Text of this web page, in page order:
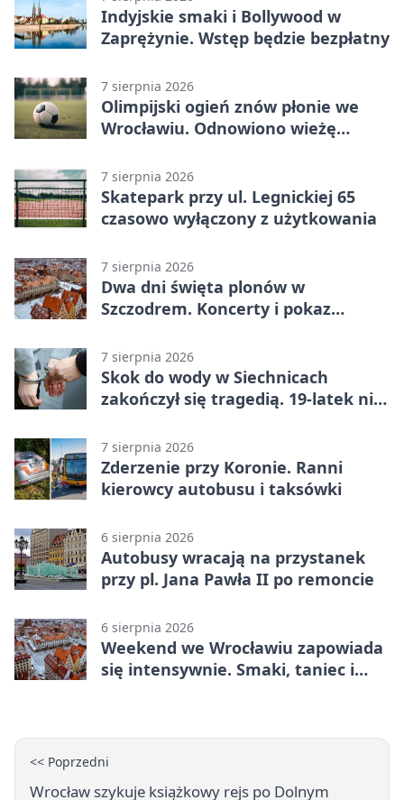
Indyjskie smaki i Bollywood w
Zaprężynie. Wstęp będzie bezpłatny
7 sierpnia 2026
Olimpijski ogień znów płonie we
Wrocławiu. Odnowiono wieżę
7 sierpnia 2026
Skatepark przy ul. Legnickiej 65
czasowo wyłączony z użytkowania
7 sierpnia 2026
Dwa dni święta plonów w
Szczodrem. Koncerty i pokaz
7 sierpnia 2026
Skok do wody w Siechnicach
zakończył się tragedią. 19-latek nie
7 sierpnia 2026
Zderzenie przy Koronie. Ranni
kierowcy autobusu i taksówki
6 sierpnia 2026
Autobusy wracają na przystanek
przy pl. Jana Pawła II po remoncie
6 sierpnia 2026
Weekend we Wrocławiu zapowiada
się intensywnie. Smaki, taniec i
<< Poprzedni
Wrocław szykuje książkowy rejs po Dolnym